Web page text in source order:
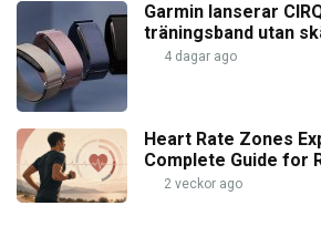
Garmin lanserar
träningsband utan
4 dagar ago
Heart Rate Zones
Complete Guide for
2 veckor ago